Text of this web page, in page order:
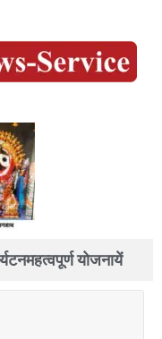
महत्वपूर्ण योजनायें